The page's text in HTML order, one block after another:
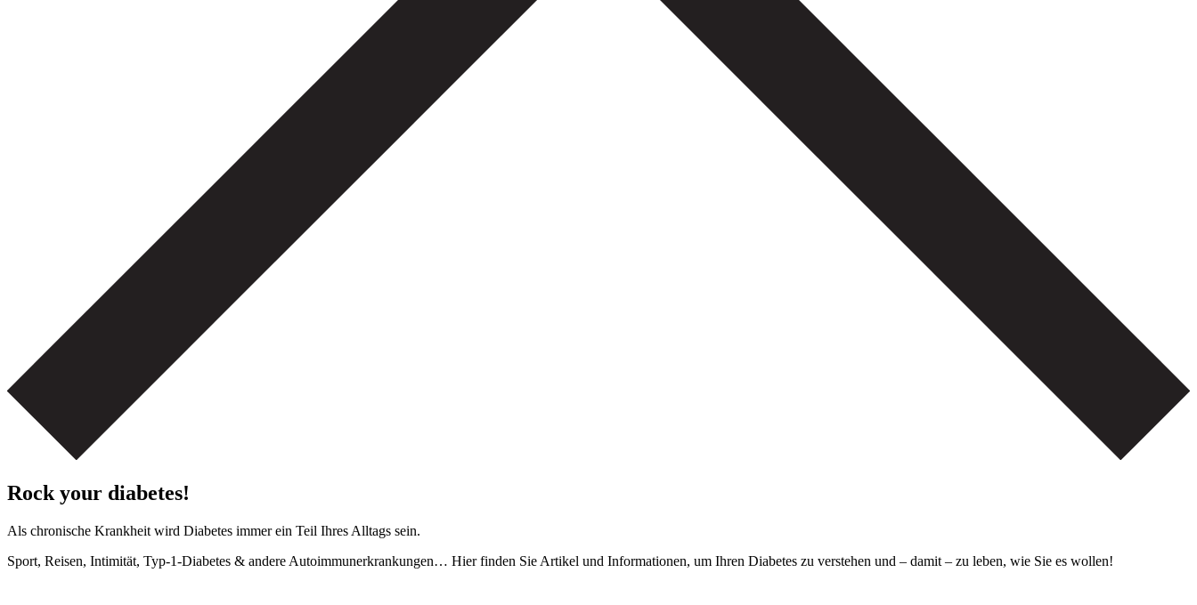
Rock your diabetes!
Als chronische Krankheit wird Diabetes immer ein Teil Ihres Alltags sein.
Sport, Reisen, Intimität, Typ-1-Diabetes & andere Autoimmunerkrankungen… Hier finden Sie Artikel und Informationen, um Ihren Diabetes zu verstehen und – damit – zu leben, wie Sie es wollen!